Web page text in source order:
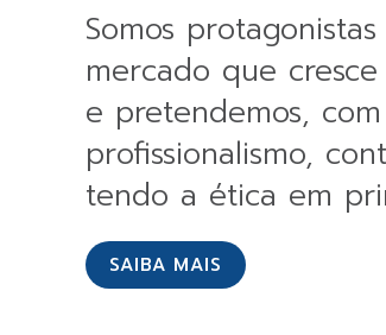
Somos
mercado que
e pretendemos,
profissionalismo,
tendo a ética em
SAIBA MAIS